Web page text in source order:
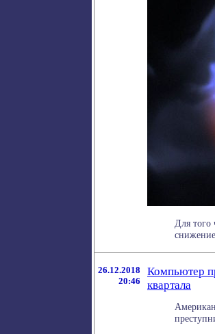
Для того
26.12.2018
20:46
Компьютер
квартала